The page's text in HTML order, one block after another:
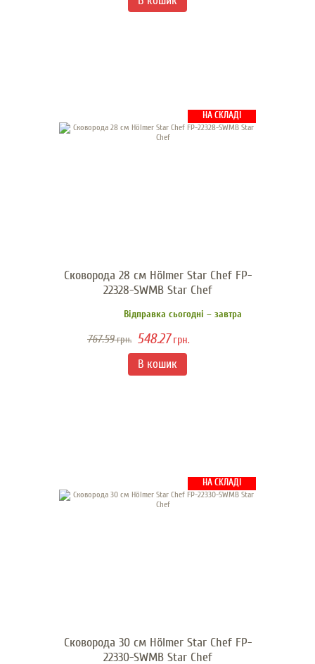
НА СКЛАДІ
Сковорода 28 см Hölmer Star Chef FP-
22328-SWMB Star Chef
Відправка сьогодні – завтра
767.59грн. 548.27грн.
НА СКЛАДІ
Сковорода 30 см Hölmer Star Chef FP-
22330-SWMB Star Chef